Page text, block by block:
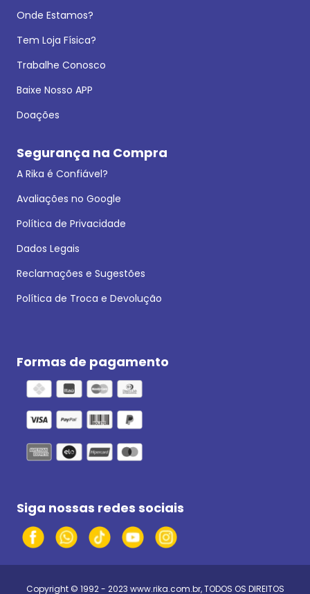
Onde Estamos?
Tem Loja Física?
Trabalhe Conosco
Baixe Nosso APP
Doações
Segurança na Compra
A Rika é Confiável?
Avaliações no Google
Política de Privacidade
Dados Legais
Reclamações e Sugestões
Política de Troca e Devolução
Formas de pagamento
Siga nossas redes sociais
Copyright © 1992 - 2023 www.rika.com.br, TODOS OS DIREITOS